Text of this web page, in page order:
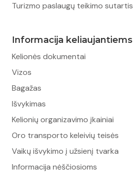
Turizmo paslaugų teikimo sutartis
Informacija keliaujantiems
Kelionės dokumentai
Vizos
Bagažas
Išvykimas
Kelionių organizavimo įkainiai
Oro transporto keleivių teisės
Vaikų išvykimo į užsienį tvarka
Informacija nėščiosioms